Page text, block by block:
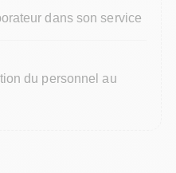
dans son service
du personnel au